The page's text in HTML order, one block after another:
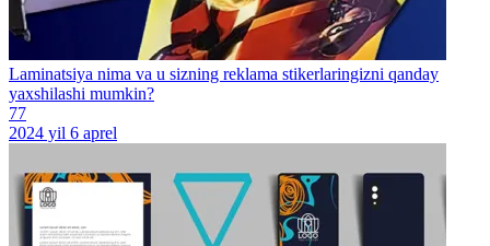
Laminatsiya nima va u sizning reklama stikerlaringizni qanday
yaxshilashi mumkin?
77
2024 yil 6 aprel